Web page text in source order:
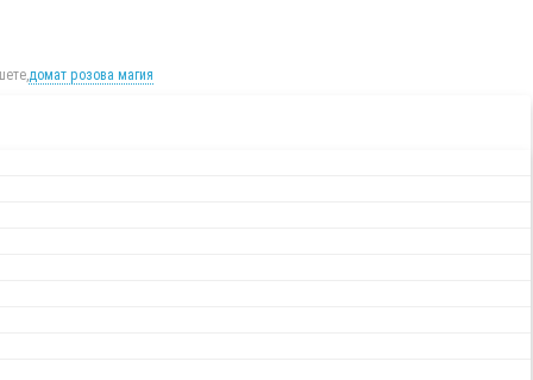
домат розова магия